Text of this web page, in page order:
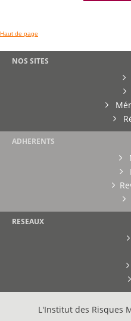
Haut de page
NOS SITES
ADHERENTS
RESEAUX
L'Institut des Risques